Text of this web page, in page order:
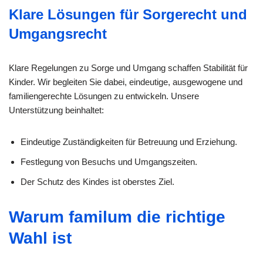
Klare Lösungen für Sorgerecht und
Umgangsrecht
Klare Regelungen zu Sorge und Umgang schaffen Stabilität für
Kinder. Wir begleiten Sie dabei, eindeutige, ausgewogene und
familiengerechte Lösungen zu entwickeln. Unsere
Unterstützung beinhaltet:
Eindeutige Zuständigkeiten für Betreuung und Erziehung.
Festlegung von Besuchs und Umgangszeiten.
Der Schutz des Kindes ist oberstes Ziel.
Warum familum die richtige
Wahl ist